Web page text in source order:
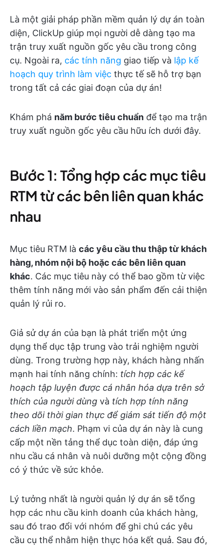
Là một giải pháp phần mềm quản lý dự án toàn
diện, ClickUp giúp mọi người dễ dàng tạo ma
trận truy xuất nguồn gốc yêu cầu trong công
cụ. Ngoài ra, các tính năng giao tiếp và lập kế
hoạch quy trình làm việc thực tế sẽ hỗ trợ bạn
trong tất cả các giai đoạn của dự án!
Khám phá năm bước tiêu chuẩn để tạo ma trận
truy xuất nguồn gốc yêu cầu hữu ích dưới đây.
Bước 1: Tổng hợp các mục tiêu
RTM từ các bên liên quan khác
nhau
Mục tiêu RTM là các yêu cầu thu thập từ khách
hàng, nhóm nội bộ hoặc các bên liên quan
khác. Các mục tiêu này có thể bao gồm từ việc
thêm tính năng mới vào sản phẩm đến cải thiện
quản lý rủi ro.
Giả sử dự án của bạn là phát triển một ứng
dụng thể dục tập trung vào trải nghiệm người
dùng. Trong trường hợp này, khách hàng nhấn
mạnh hai tính năng chính: tích hợp các kế
hoạch tập luyện được cá nhân hóa dựa trên sở
thích của người dùng và tích hợp tính năng
theo dõi thời gian thực để giám sát tiến độ một
cách liền mạch. Phạm vi của dự án này là cung
cấp một nền tảng thể dục toàn diện, đáp ứng
nhu cầu cá nhân và nuôi dưỡng một cộng đồng
có ý thức về sức khỏe.
Lý tưởng nhất là người quản lý dự án sẽ tổng
hợp các nhu cầu kinh doanh của khách hàng,
sau đó trao đổi với nhóm để ghi chú các yêu
cầu cụ thể nhằm hiện thực hóa kết quả. Sau đó,